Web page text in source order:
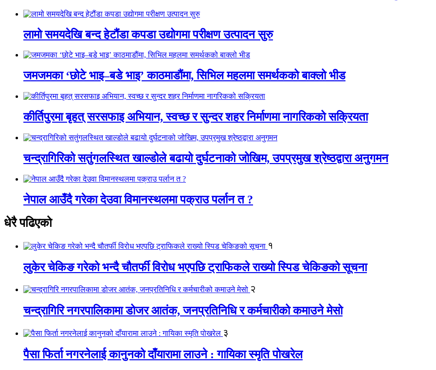
लामो समयदेखि बन्द हेटौंडा कपडा उद्योगमा परीक्षण उत्पादन सुरु
जमजमका ‘छोटे भाइ–बडे भाइ’ काठमाडौंमा, सिभिल महलमा समर्थकको बाक्लो भीड
कीर्तिपुरमा बृहत् सरसफाइ अभियान, स्वच्छ र सुन्दर शहर निर्माणमा नागरिकको सक्रियता
चन्द्रागिरिको सतुंगलस्थित खाल्डोले बढायो दुर्घटनाको जोखिम, उपप्रमुख श्रेष्ठद्वारा अनुगमन
नेपाल आउँदै गरेका देउवा विमानस्थलमा पक्राउ पर्लान त ?
धेरै पढिएको
१
लुकेर चेकिङ गरेको भन्दै चौतर्फी विरोध भएपछि ट्राफिकले राख्यो स्पिड चेकिङको सूचना
२
चन्द्रागिरि नगरपालिकामा डोजर आतंक, जनप्रतिनिधि र कर्मचारीको कमाउने मेसो
३
पैसा फिर्ता नगरनेलाई कानुनको दाँयारामा लाउने : गायिका स्‍मृति पोखरेल